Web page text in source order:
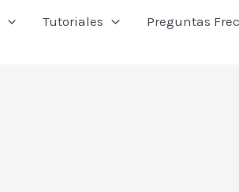
Tutoriales Preguntas